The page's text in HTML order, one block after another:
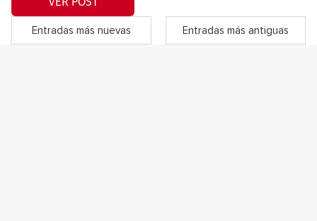
Entradas más nuevas Entradas más antiguas